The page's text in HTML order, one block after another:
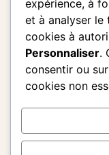
expérience, à
et à analyser le
cookies à
Personnaliser.
consentir ou sur
cookies non